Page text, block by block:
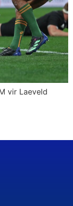
vir Laeveld